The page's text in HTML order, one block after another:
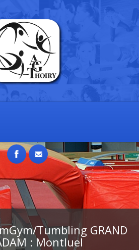
Tumbling GRAND
: Montluel